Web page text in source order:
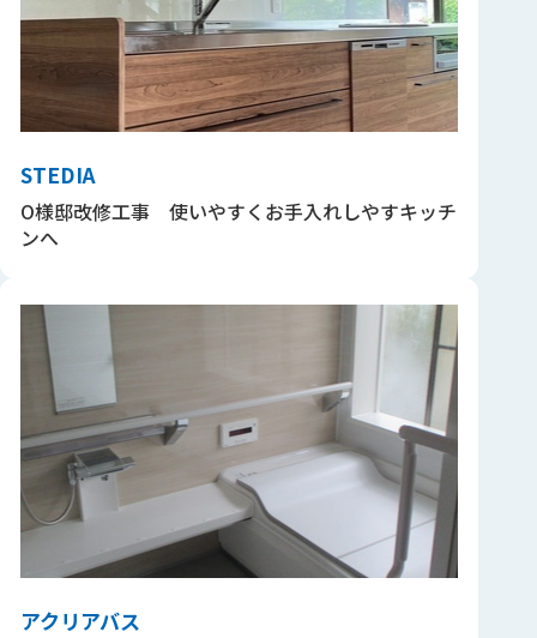
STEDIA
O様邸改修工事 使いやすくお手入れしやすキッチ
ンへ
アクリアバス